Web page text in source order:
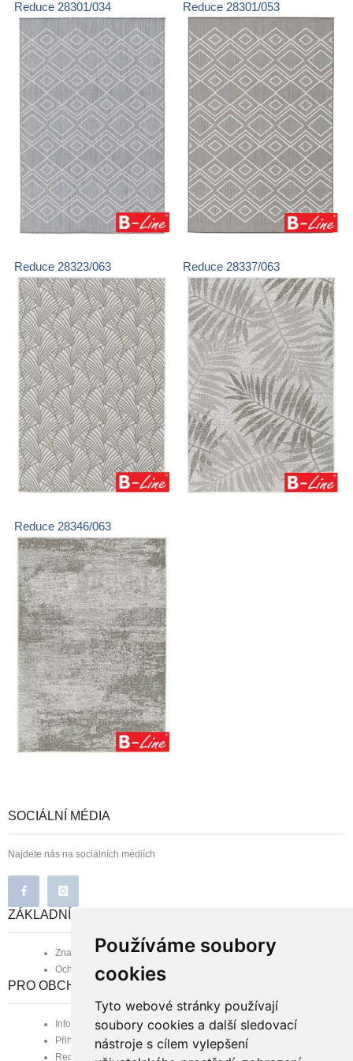
Používáme soubory
cookies
Tyto webové stránky používají
soubory cookies a další sledovací
nástroje s cílem vylepšení
Reduce 28301/034 Reduce 28301/053
Reduce 28323/063 Reduce 28337/063
Reduce 28346/063
SOCIÁLNÍ MÉDIA
Najdete nás na sociálních médiích
ZÁKLADNÍ INFORMACE
Značka B-line
Ochrana osobních údajů
PRO OBCHODNÍ PARTNERY
Informace pro obchodní partnery
Přihlášení zaregistrovaného
Registrace nového partnera